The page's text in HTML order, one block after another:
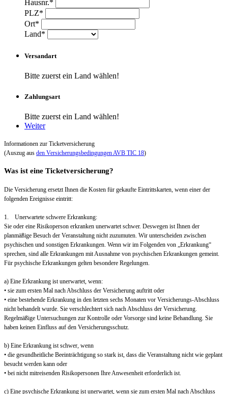
Hausnr.*
PLZ*
Ort*
Land*
Versandart
Bitte zuerst ein Land wählen!
Zahlungsart
Bitte zuerst ein Land wählen!
Weiter
Informationen zur Ticketversicherung
(Auszug aus den Versicherungsbedingungen AVB TIC 18)
Was ist eine Ticketversicherung?
Die Versicherung ersetzt Ihnen die Kosten für gekaufte Eintrittskarten, wenn einer der
folgenden Ereignisse eintritt:
1. Unerwartete schwere Erkrankung:
Sie oder eine Risikoperson erkranken unerwartet schwer. Deswegen ist Ihnen der
planmäßige Besuch der Veranstaltung nicht zuzumuten. Wir unterscheiden zwischen
psychischen und sonstigen Erkrankungen. Wenn wir im Folgenden von „Erkrankung“
sprechen, sind alle Erkrankungen mit Ausnahme von psychischen Erkrankungen gemeint.
Für psychische Erkrankungen gelten besondere Regelungen.
a) Eine Erkrankung ist unerwartet, wenn:
• sie zum ersten Mal nach Abschluss der Versicherung auftritt oder
• eine bestehende Erkrankung in den letzten sechs Monaten vor Versicherungs-Abschluss
nicht behandelt wurde. Sie verschlechtert sich nach Abschluss der Versicherung.
Regelmäßige Untersuchungen zur Kontrolle oder Vorsorge sind keine Behandlung. Sie
haben keinen Einfluss auf den Versicherungsschutz.
b) Eine Erkrankung ist schwer, wenn
• die gesundheitliche Beeinträchtigung so stark ist, dass die Veranstaltung nicht wie geplant
besucht werden kann oder
• bei nicht mitreisenden Risikopersonen Ihre Anwesenheit erforderlich ist.
c) Eine psychische Erkrankung ist unerwartet, wenn sie zum ersten Mal nach Abschluss